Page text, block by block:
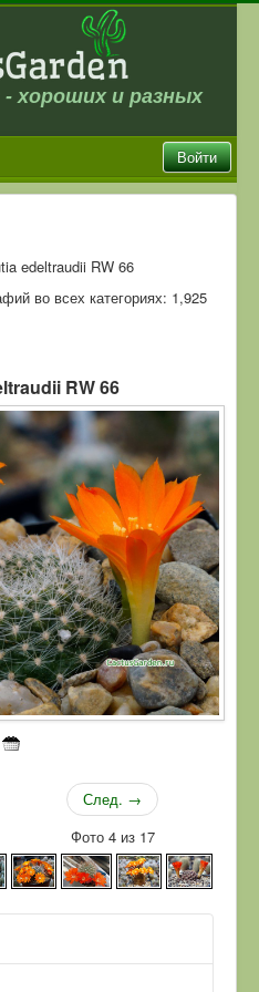
хороших и разных
Войти
edeltraudii RW 66
во всех категориях: 1,925
RW 66
След. →
Фото 4 из 17